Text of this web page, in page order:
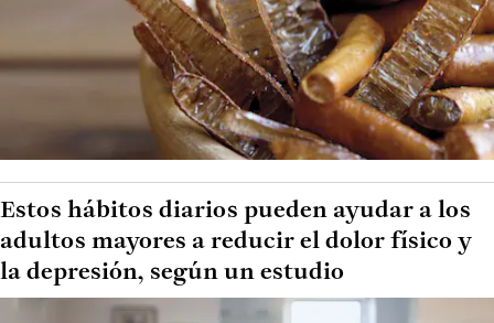
Estos hábitos diarios pueden ayudar a los
adultos mayores a reducir el dolor físico y
la depresión, según un estudio